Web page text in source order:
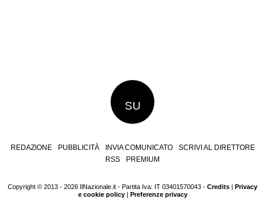
SU
REDAZIONE PUBBLICITÀ INVIA COMUNICATO
SCRIVI AL DIRETTORE
RSS
PREMIUM
Copyright © 2013 - 2026 IlNazionale.it - Partita Iva: IT 03401570043 - Credits | Privacy
e cookie policy| Preferenze privacy